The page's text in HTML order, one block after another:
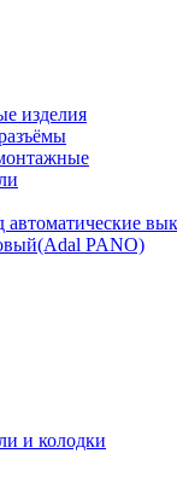
изделия
автоматические
PANO)
и колодки